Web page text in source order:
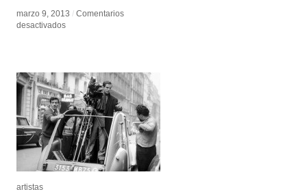
marzo 9, 2013 / Comentarios
desactivadosen
Tuur
Van
Balen
marzo 9, 2013 / Comentarios
desactivadosen
Tuur
Van
Balen
artistas
artistas